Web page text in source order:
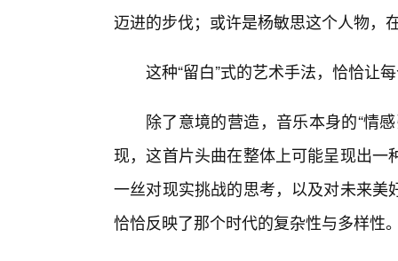
迈进的步伐；或许是杨敏思这个人物，
这种“留白”式的艺术手法，恰恰让
除了意境的营造，音乐本身的“情
现，这首片头曲在整体上可能呈现出
一丝对现实挑战的思考，以及对未来
恰恰反映了那个时代的复杂性与多样性